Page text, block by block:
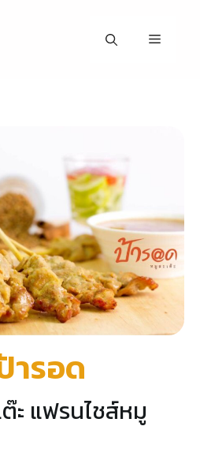
ารอด
ะ แฟรนไชส์หมู